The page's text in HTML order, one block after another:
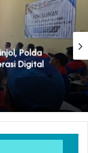
Polda
Digital